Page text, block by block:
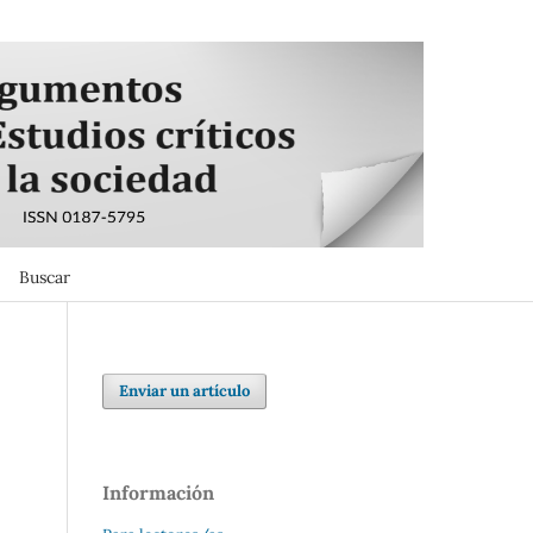
Buscar
Enviar un artículo
Información